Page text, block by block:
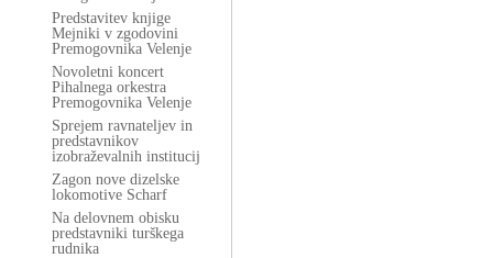
Predstavitev knjige
Mejniki v zgodovini
Premogovnika Velenje
Novoletni koncert
Pihalnega orkestra
Premogovnika Velenje
Sprejem ravnateljev in
predstavnikov
izobraževalnih institucij
Zagon nove dizelske
lokomotive Scharf
Na delovnem obisku
predstavniki turškega
rudnika